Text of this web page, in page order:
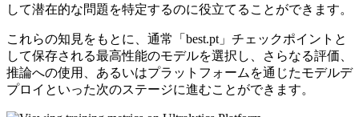
して潜在的な問題を特定するのに役立てることができます。
これらの知見をもとに、通常「best.pt」チェックポイントと
して保存される最高性能のモデルを選択し、さらなる評価、
推論への使用、あるいはプラットフォームを通じたモデルデ
プロイといった次のステージに進むことができます。